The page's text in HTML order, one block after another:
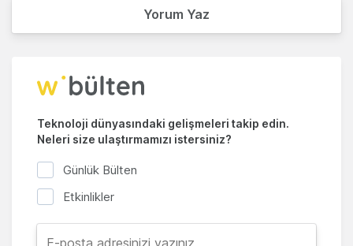
Yorum Yaz
Teknoloji dünyasındaki gelişmeleri takip edin.
Neleri size ulaştırmamızı istersiniz?
Günlük Bülten
Etkinlikler